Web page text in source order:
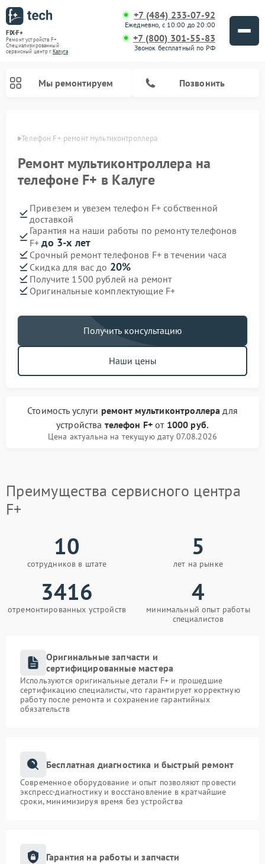
FIX-F+
Ремонт устройств F+
Специализированный
cервисный центр г.Калуга
+7 (484) 233-07-92
Ежедневно, с 10:00 до 20:00
+7 (800) 301-55-83
Звонок бесплатный по РФ
Мы ремонтируем Позвонить
Телефон F+ ремонт мультиконтроллера
Ремонт мультиконтроллера на
телефоне F+ в Калуге
Привезем и увезем телефон F+ собственной
доставкой
Гарантия на наши работы по ремонту телефонов
F+до 3-х лет
Срочный ремонт телефонов F+ в течении часа
Скидка для вас до 20%
Получите 1500 рублей на ремонт
Оригинальные комплектующие F+
Получить консультацию
Наши цены
Стоимость услуги ремонт мультиконтроллера для
устройства телефон F+ от 1000 руб.
Цена актуальна на текущую дату 07.08.2026
Преимущества сервисного центра
F+
10
сотрудников в штате
5
лет на рынке
3416
отремонтированных устройств
4
минимальный опыт работы
специалистов
Оригинальные запчасти и
сертифицированные мастера
Используются оригинальные детали F+ и прошедшие
сертификацию специалисты, что гарантирует корректную
работу после ремонта и сохранение гарантийных
обязательств
Бесплатная диагностика и быстрый ремонт
Современное оборудование и опыт позволяют провести
экспресс-диагностику и восстановление в кратчайшие
сроки, минимизируя время без устройства
Гарантия на работы и запчасти